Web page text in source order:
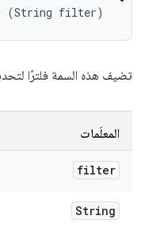
(String filter)
تضيف هذه السمة فلترًا
المعلَمات
filter
String